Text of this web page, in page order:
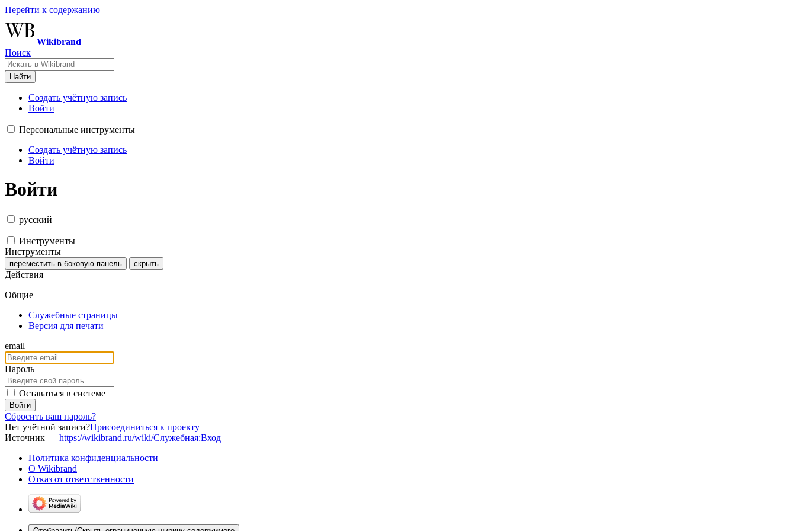
Перейти к содержанию
Wikibrand
Поиск
Найти
Создать учётную запись
Войти
Персональные инструменты
Создать учётную запись
Войти
Войти
русский
Инструменты
Инструменты
переместить в боковую панель скрыть
Действия
Общие
Служебные страницы
Версия для печати
email
Пароль
Оставаться в системе
Войти
Сбросить ваш пароль?
Нет учётной записи?Присоединиться к проекту
Источник — https://wikibrand.ru/wiki/Служебная:Вход
Политика конфиденциальности
О Wikibrand
Отказ от ответственности